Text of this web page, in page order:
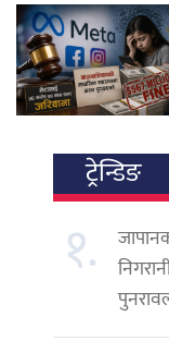
ट्रेन्डिङ
१.